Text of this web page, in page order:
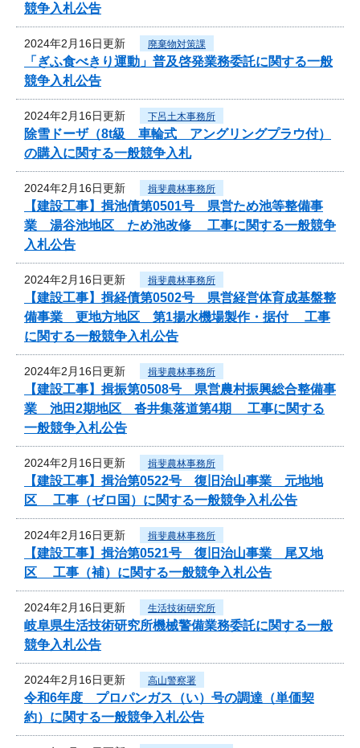
競争入札公告
2024年2月16日更新 廃棄物対策課
「ぎふ食べきり運動」普及啓発業務委託に関する一般
競争入札公告
2024年2月16日更新 下呂土木事務所
除雪ドーザ（8t級 車輪式 アングリングプラウ付）
の購入に関する一般競争入札
2024年2月16日更新 揖斐農林事務所
【建設工事】揖池債第0501号 県営ため池等整備事
業 湯谷池地区 ため池改修 工事に関する一般競争
入札公告
2024年2月16日更新 揖斐農林事務所
【建設工事】揖経債第0502号 県営経営体育成基盤整
備事業 更地方地区 第1揚水機場製作・据付 工事
に関する一般競争入札公告
2024年2月16日更新 揖斐農林事務所
【建設工事】揖振第0508号 県営農村振興総合整備事
業 池田2期地区 沓井集落道第4期 工事に関する
一般競争入札公告
2024年2月16日更新 揖斐農林事務所
【建設工事】揖治第0522号 復旧治山事業 元地地
区 工事（ゼロ国）に関する一般競争入札公告
2024年2月16日更新 揖斐農林事務所
【建設工事】揖治第0521号 復旧治山事業 尾又地
区 工事（補）に関する一般競争入札公告
2024年2月16日更新 生活技術研究所
岐阜県生活技術研究所機械警備業務委託に関する一般
競争入札公告
2024年2月16日更新 高山警察署
令和6年度 プロパンガス（い）号の調達（単価契
約）に関する一般競争入札公告